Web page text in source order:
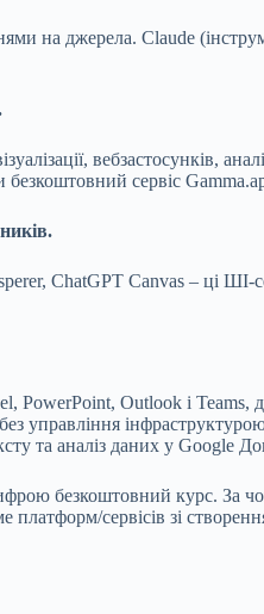
на джерела. Claude
вебзастосунків,
сервіс
ChatGPT Canvas – ці
PowerPoint, Outlook і Teams,
управління
та аналіз даних у Google
безкоштовний курс. За
сервісів зі